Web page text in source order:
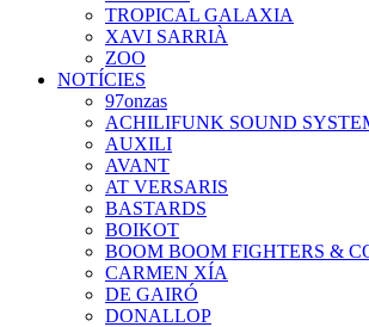
TROPICAL GALAXIA
XAVI SARRIÀ
ZOO
NOTÍCIES
97onzas
ACHILIFUNK SOUND
AUXILI
AVANT
AT VERSARIS
BASTARDS
BOIKOT
BOOM BOOM FIGHTERS &
CARMEN XÍA
DE GAIRÓ
DONALLOP